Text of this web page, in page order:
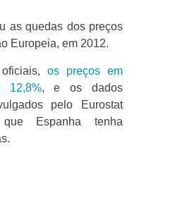
as quedas dos preços
Europeia, em 2012.
os preços em
12,8%, e os dados
pelo Eurostat
Espanha tenha